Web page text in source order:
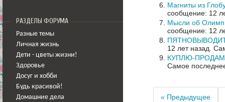
РАЗДЕЛЫ ФОРУМА
Разные темы
Личная жизнь
Дети - цветы жизни!
Здоровье
Досуг и хобби
Будь красивой!
Домашние дела
Магниты из
сообщение: 12
Мысли об
сообщение: 12
12 лет назад.
КУПЛЮ-ПРОДАМ
Самое
« Предыдущее